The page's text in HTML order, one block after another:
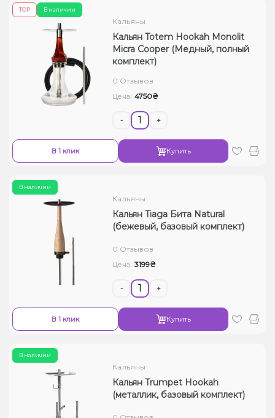
В наличии
ТОР
Кальяны
Кальян Totem Hookah Monolit
Micra Cooper (Медный, полный
комплект)
0 Отзывов
Цена: 4750₴
- +
В 1 клик Купить
В наличии
Кальяны
Кальян Tiaga Бита Natural
(бежевый, базовый комплект)
0 Отзывов
Цена: 3199₴
- +
В 1 клик Купить
В наличии
Кальяны
Кальян Trumpet Hookah
(металлик, базовый комплект)